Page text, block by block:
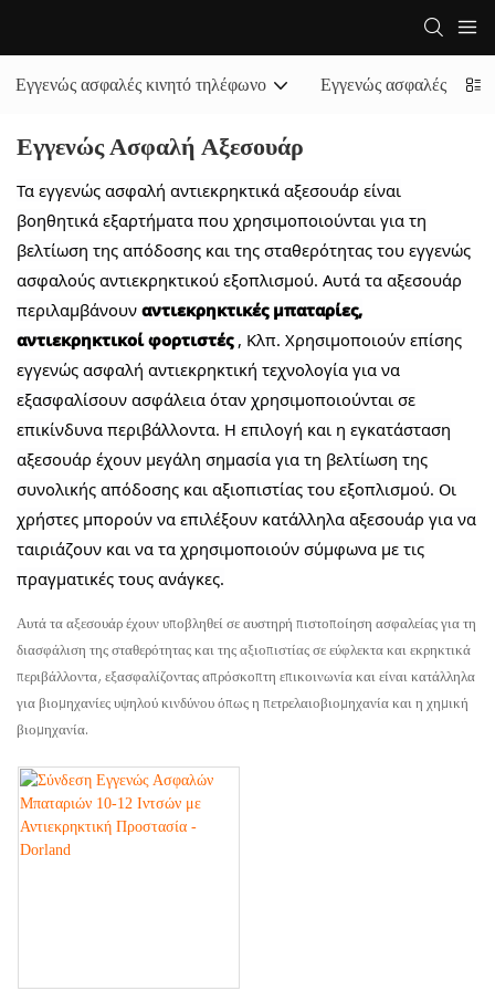
Εγγενώς ασφαλές κινητό τηλέφωνο Εγγενώς ασφαλές tablet
Εγγενώς Ασφαλή Αξεσουάρ
Τα εγγενώς ασφαλή αντιεκρηκτικά αξεσουάρ είναι
βοηθητικά εξαρτήματα που χρησιμοποιούνται για τη
βελτίωση της απόδοσης και της σταθερότητας του εγγενώς
ασφαλούς αντιεκρηκτικού εξοπλισμού. Αυτά τα αξεσουάρ
περιλαμβάνουν αντιεκρηκτικές μπαταρίες,
αντιεκρηκτικοί φορτιστές , Κλπ. Χρησιμοποιούν επίσης
εγγενώς ασφαλή αντιεκρηκτική τεχνολογία για να
εξασφαλίσουν ασφάλεια όταν χρησιμοποιούνται σε
επικίνδυνα περιβάλλοντα. Η επιλογή και η εγκατάσταση
αξεσουάρ έχουν μεγάλη σημασία για τη βελτίωση της
συνολικής απόδοσης και αξιοπιστίας του εξοπλισμού. Οι
χρήστες μπορούν να επιλέξουν κατάλληλα αξεσουάρ για να
ταιριάζουν και να τα χρησιμοποιούν σύμφωνα με τις
πραγματικές τους ανάγκες.
Αυτά τα αξεσουάρ έχουν υποβληθεί σε αυστηρή πιστοποίηση ασφαλείας για τη
διασφάλιση της σταθερότητας και της αξιοπιστίας σε εύφλεκτα και εκρηκτικά
περιβάλλοντα, εξασφαλίζοντας απρόσκοπτη επικοινωνία και είναι κατάλληλα
για βιομηχανίες υψηλού κινδύνου όπως η πετρελαιοβιομηχανία και η χημική
βιομηχανία.